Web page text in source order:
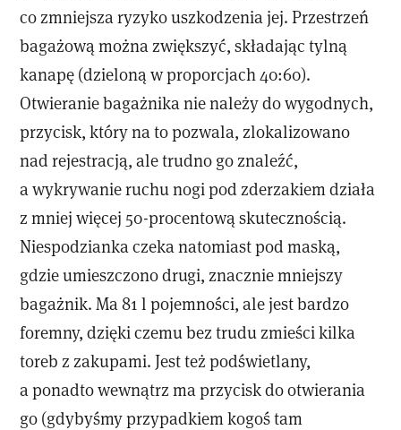
co zmniejsza ryzyko uszkodzenia jej. Przestrzeń
bagażową można zwiększyć, składając tylną
kanapę (dzieloną w proporcjach 40:60).
Otwieranie bagażnika nie należy do wygodnych,
przycisk, który na to pozwala, zlokalizowano
nad rejestracją, ale trudno go znaleźć,
a wykrywanie ruchu nogi pod zderzakiem działa
z mniej więcej 50-procentową skutecznością.
Niespodzianka czeka natomiast pod maską,
gdzie umieszczono drugi, znacznie mniejszy
bagażnik. Ma 81 l pojemności, ale jest bardzo
foremny, dzięki czemu bez trudu zmieści kilka
toreb z zakupami. Jest też podświetlany,
a ponadto wewnątrz ma przycisk do otwierania
go (gdybyśmy przypadkiem kogoś tam